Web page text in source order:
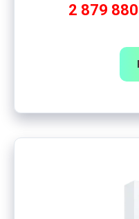
2 879